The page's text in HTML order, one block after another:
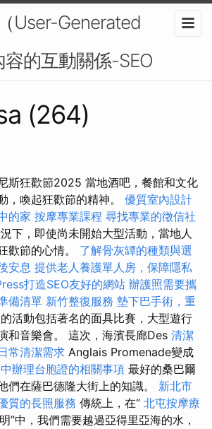
User-Generated
的互動關係-SEO
(264)
斯狂歡節2025 當地酒吧，餐館和文化
，喚起狂歡節的精神。 優質室內設計
的家 按摩專業課程 尋找專業的徵信社
下，即使尚未開始大型活動，當地人
歡節的心情。 了解骨灰罈的種類與選
安息 提供老人養護單人房，保障隱私
打造SEO友好的網站 辦護照需要攜
備清單 新竹整復服務 墊下巴手術，重
活動包括著名的面具比賽，大型遊行
和音樂會。 這次，海濱長廊Des 清潔
常清潔需求 Anglais Promenade變成
辦理台胞證的相關事項 最好的桑巴爾
們在薩巴德隆大街上的知識。 新北市
質的長照服務 傳統上，在“ 北屯按摩療
”中，我們需要越過亞得里亞海的水，